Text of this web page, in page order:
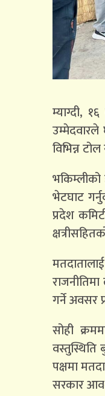
म्याग्दी,
विभिन्न
भकिम्लीको
भेटघाट
प्रदेश
गर्ने अवसर
सोही
पक्षमा
सरकार